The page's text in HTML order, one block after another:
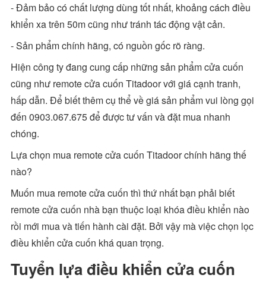
- Đảm bảo có chất lượng dùng tốt nhất, khoảng cách điều
khiển xa trên 50m cũng như tránh tác động vật cản.
- Sản phẩm chính hãng, có nguồn gốc rõ ràng.
Hiện công ty đang cung cấp những sản phẩm cửa cuốn
cũng như remote cửa cuốn Titadoor với giá cạnh tranh,
hấp dẫn. Để biết thêm cụ thể về giá sản phẩm vui lòng gọi
đến 0903.067.675 để được tư vấn và đặt mua nhanh
chóng.
Lựa chọn mua remote cửa cuốn Titadoor chính hãng thế
nào?
Muốn mua remote cửa cuốn thì thứ nhất bạn phải biết
remote cửa cuốn nhà bạn thuộc loại khóa điều khiển nào
rồi mới mua và tiến hành cài đặt. Bởi vậy mà việc chọn lọc
điều khiển cửa cuốn khá quan trọng.
Tuyển lựa điều khiển cửa cuốn